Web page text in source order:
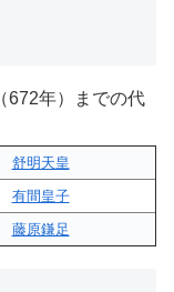
672年）までの代
舒明天皇
有間皇子
藤原鎌足